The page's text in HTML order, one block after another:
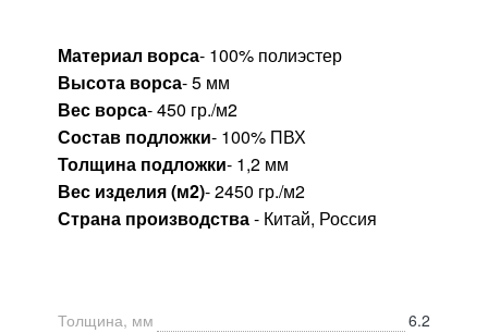
Материал ворса- 100% полиэстер
Высота ворса- 5 мм
Вес ворса- 450 гр./м2
Состав подложки- 100% ПВХ
Толщина подложки- 1,2 мм
Вес изделия (м2)- 2450 гр./м2
Страна производства- Китай, Россия
Толщина, мм
6.2